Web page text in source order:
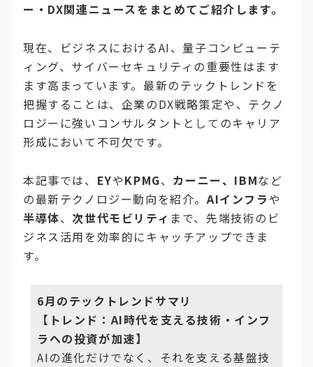
ー・DX関連ニュースをまとめてご紹介します。
現在、ビジネスにおけるAI、量子コンピューテ
ィング、サイバーセキュリティの重要性はます
ます高まっています。最新のテックトレンドを
把握することは、企業のDX戦略策定や、テクノ
ロジーに強いコンサルタントとしてのキャリア
形成において不可欠です。
本記事では、 EYやKPMG、 カーニー、IBMなど
の最新テクノロジー動向を紹介。AIインフラや
半導体、 次世代モビリティ まで、先端技術のビ
ジネス活用を効率的にキャッチアップできま
す。
6月のテックトレンドサマリ
【トレンド：AI時代を支える技術・インフ
ラへの投資が加速】
AIの進化だけでなく、それを支える基盤技